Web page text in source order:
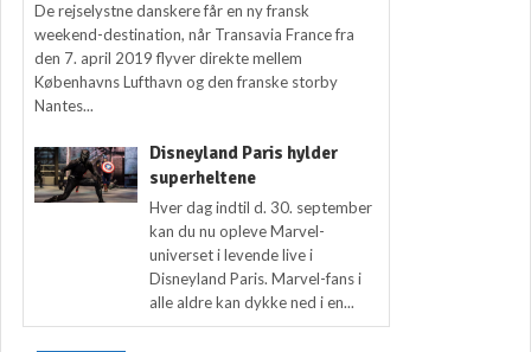
De rejselystne danskere får en ny fransk
weekend-destination, når Transavia France fra
den 7. april 2019 flyver direkte mellem
Københavns Lufthavn og den franske storby
Nantes...
Disneyland Paris hylder
superheltene
Hver dag indtil d. 30. september
kan du nu opleve Marvel-
universet i levende live i
Disneyland Paris. Marvel-fans i
alle aldre kan dykke ned i en...